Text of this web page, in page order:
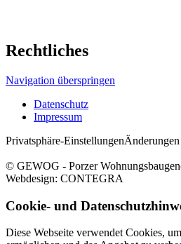
Rechtliches
Navigation überspringen
Datenschutz
Impressum
Privatsphäre-Einstellungen
© GEWOG - Porzer
Webdesign: CONTEGRA
Cookie- und
Diese Webseite verwendet Cookies,